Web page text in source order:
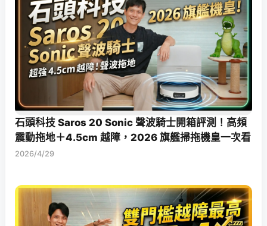
石頭科技 Saros 20 Sonic 聲波騎士開箱評測！高頻
震動拖地＋4.5cm 越障，2026 旗艦掃拖機皇一次看
2026/4/29